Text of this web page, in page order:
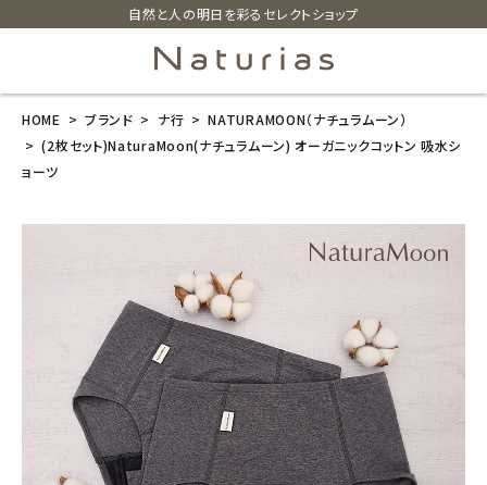
自然と人の明日を彩るセレクトショップ
search
(2枚セット)Nat
uraMoon(ナチ
ュラムーン) オ
ーガニックコッ
トン 吸水ショ
HOME ブランド ナ行
NATURAMOON（ナチュラムーン）
(2枚セット)NaturaMoon(ナチュラムーン) オーガニックコットン 吸水シ
ョーツ